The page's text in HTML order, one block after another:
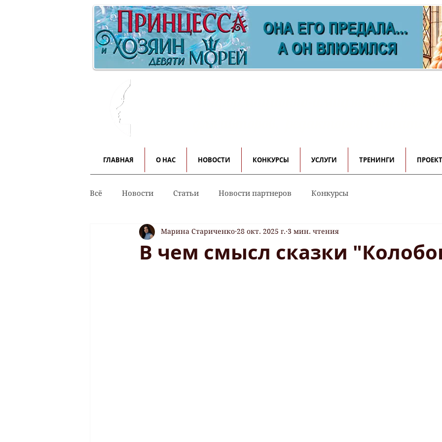
ГЛАВНАЯ О НАС НОВОСТИ КОНКУРСЫ УСЛУГИ ТРЕНИНГИ
Всё Новости Статьи Новости партнеров Конкурсы
В чем смысл сказки
Марина Стариченко 28 окт. 2025 г. 3 мин. чтения